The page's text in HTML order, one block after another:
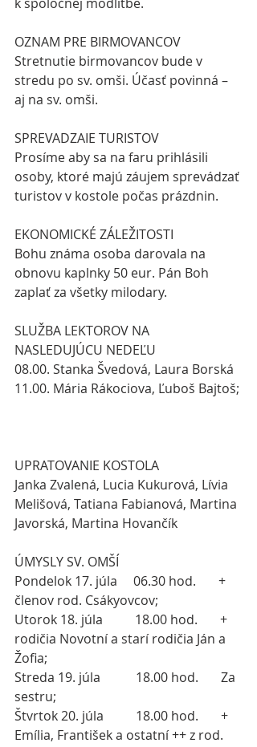
OZNAM PRE BIRMOVANCOV
Stretnutie birmovancov bude v
stredu po sv. omši. Účasť povinná –
aj na sv. omši.
SPREVADZAIE TURISTOV
Prosíme aby sa na faru prihlásili
osoby, ktoré majú záujem sprevádzať
turistov v kostole počas prázdnin.
EKONOMICKÉ ZÁLEŽITOSTI
Bohu známa osoba darovala na
obnovu kaplnky 50 eur. Pán Boh
zaplať za všetky milodary.
SLUŽBA LEKTOROV NA
NASLEDUJÚCU NEDEĽU
08.00. Stanka Švedová, Laura Borská
11.00. Mária Rákociova, Ľuboš Bajtoš;
UPRATOVANIE KOSTOLA
Janka Zvalená, Lucia Kukurová, Lívia
Melišová, Tatiana Fabianová, Martina
Javorská, Martina Hovančík
ÚMYSLY SV. OMŠÍ
Pondelok 17. júla     06.30 hod.       +
členov rod. Csákyovcov;
Utorok 18. júla          18.00 hod.       +
rodičia Novotní a starí rodičia Ján a
Žofia;
Streda 19. júla           18.00 hod.       Za
sestru;
Štvrtok 20. júla          18.00 hod.       +
Emília, František a ostatní ++ z rod.